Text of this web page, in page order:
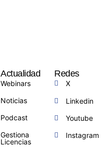
Actualidad
Webinars
Noticias
Podcast
Gestiona
Licencias
Redes
X
Linkedin
Youtube
Instagram